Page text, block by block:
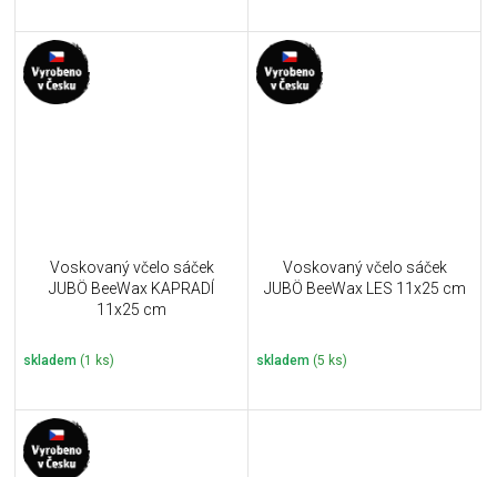
Voskovaný včelo sáček
JUBÖ BeeWax KAPRADÍ
11x25 cm
skladem (1 ks)
Voskovaný včelo sáček
JUBÖ BeeWax LES 11x25 cm
skladem (5 ks)